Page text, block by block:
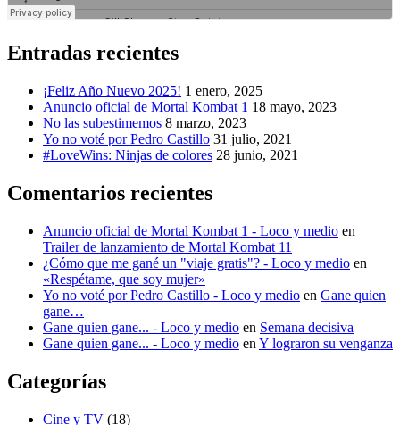
Entradas recientes
¡Feliz Año Nuevo 2025! 1 enero, 2025
Anuncio oficial de Mortal Kombat 1 18 mayo, 2023
No las subestimemos 8 marzo, 2023
Yo no voté por Pedro Castillo 31 julio, 2021
#LoveWins: Ninjas de colores 28 junio, 2021
Comentarios recientes
Anuncio oficial de Mortal Kombat 1 - Loco y medio en
Trailer de lanzamiento de Mortal Kombat 11
¿Cómo que me gané un "viaje gratis"? - Loco y medio en
«Respétame, que soy mujer»
Yo no voté por Pedro Castillo - Loco y medio en Gane quien
gane…
Gane quien gane... - Loco y medio en Semana decisiva
Gane quien gane... - Loco y medio en Y lograron su venganza
Categorías
Cine y TV (18)